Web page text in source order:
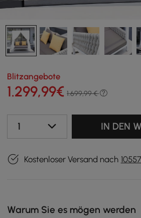
Blitzangebote
1.299,99€ 1.699,99 €
1 IN DEN
Kostenloser Versand nach
Warum Sie es mögen werden